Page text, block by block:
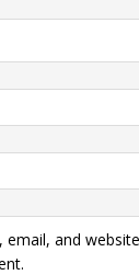
email, and